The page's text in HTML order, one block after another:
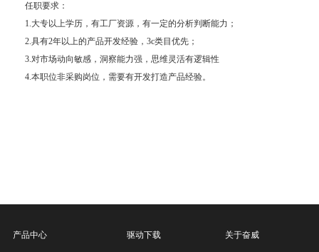
任职要求：
1.大专以上学历，有工厂资源，有一定的分析判断能力；
2.具有2年以上的产品开发经验，3c类目优先；
3.对市场动向敏感，洞察能力强，思维灵活有逻辑性
4.本职位非采购岗位，需要有开发打造产品经验。
产品中心 驱动下载 关于奋威